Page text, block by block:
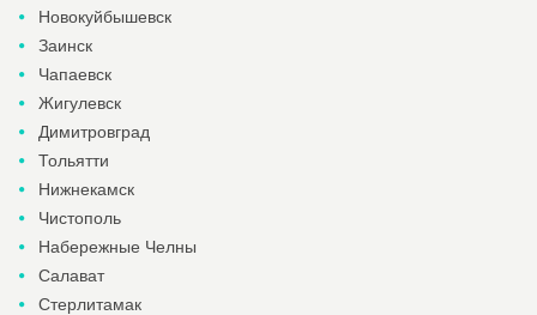
Новокуйбышевск
Заинск
Чапаевск
Жигулевск
Димитровград
Тольятти
Нижнекамск
Чистополь
Набережные Челны
Салават
Стерлитамак